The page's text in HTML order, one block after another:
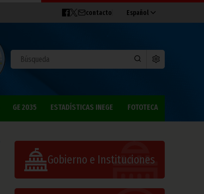
contacto Español
GE 2035 ESTADÍSTICAS INEGE FOTOTECA
Gobierno e Instituciones